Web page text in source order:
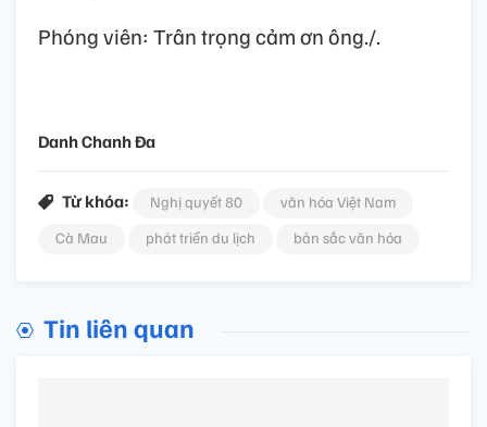
Phóng viên: Trân trọng cảm ơn ông./.
Danh Chanh Đa
Từ khóa: Nghị quyết 80
văn hóa Việt Nam
Cà Mau
phát triển du lịch bản sắc văn hóa
Tin liên quan